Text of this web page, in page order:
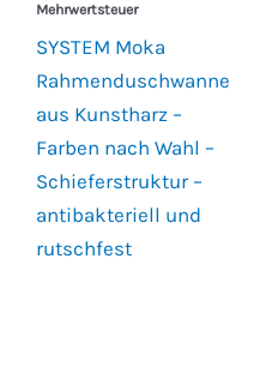
Mehrwertsteuer
SYSTEM Moka
Rahmenduschwanne
aus Kunstharz –
Farben nach Wahl –
Schieferstruktur –
antibakteriell und
rutschfest